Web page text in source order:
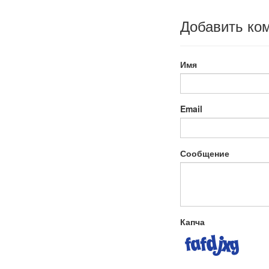
Добавить
Имя
Email
Сообщение
Капча